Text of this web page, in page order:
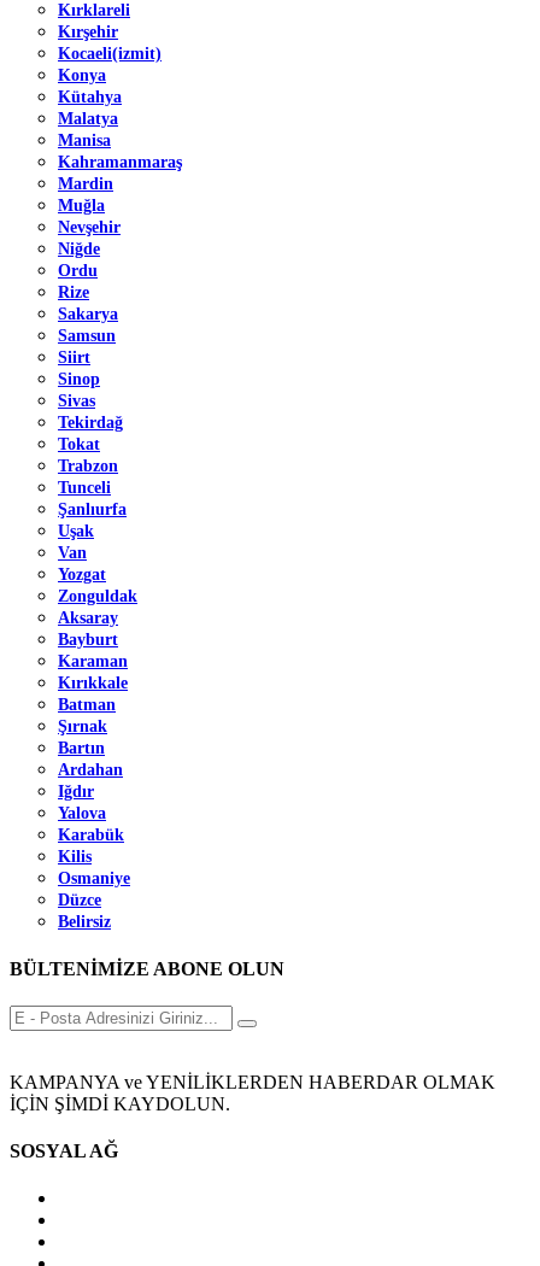
Kırklareli
Kırşehir
Kocaeli(izmit)
Konya
Kütahya
Malatya
Manisa
Kahramanmaraş
Mardin
Muğla
Nevşehir
Niğde
Ordu
Rize
Sakarya
Samsun
Siirt
Sinop
Sivas
Tekirdağ
Tokat
Trabzon
Tunceli
Şanlıurfa
Uşak
Van
Yozgat
Zonguldak
Aksaray
Bayburt
Karaman
Kırıkkale
Batman
Şırnak
Bartın
Ardahan
Iğdır
Yalova
Karabük
Kilis
Osmaniye
Düzce
Belirsiz
BÜLTENİMİZE ABONE OLUN
KAMPANYA ve YENİLİKLERDEN HABERDAR OLMAK
İÇİN ŞİMDİ KAYDOLUN.
SOSYAL AĞ